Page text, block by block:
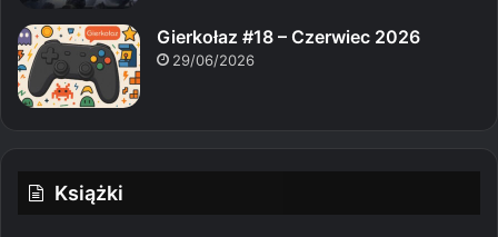
Gierkołaz #18 – Czerwiec 2026
29/06/2026
Książki